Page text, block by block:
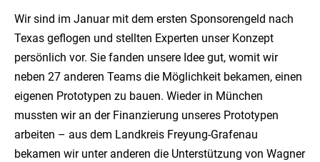
Wir sind im Januar mit dem ersten Sponsorengeld nach
Texas geflogen und stellten Experten unser Konzept
persönlich vor. Sie fanden unsere Idee gut, womit wir
neben 27 anderen Teams die Möglichkeit bekamen, einen
eigenen Prototypen zu bauen. Wieder in München
mussten wir an der Finanzierung unseres Prototypen
arbeiten – aus dem Landkreis Freyung-Grafenau
bekamen wir unter anderen die Unterstützung von Wagner